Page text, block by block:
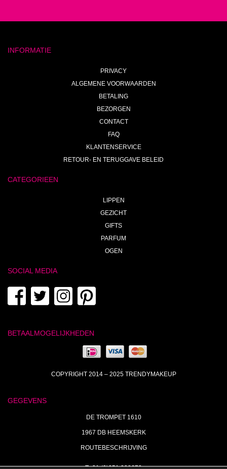
INFORMATIE
PRIVACY
ALGEMENE VOORWAARDEN
BETALING
BEZORGEN
CONTACT
FAQ
KLANTENSERVICE
RETOUR- EN TERUGGAVE BELEID
CATEGORIEEN
LIPPEN
GEZICHT
GIFTS
PARFUM
OGEN
SOCIAL MEDIA
BETAALMOGELIJKHEDEN
COPYRIGHT 2014 – 2025 TRENDYMAKEUP
GEGEVENS
DE TROMPET 1610
1967 DB HEEMSKERK
ROUTEBESCHRIJVING